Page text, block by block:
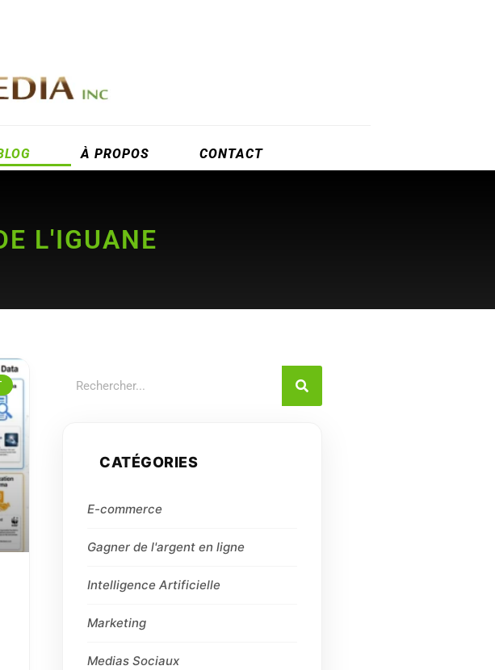
À PROPOS CONTACT
L'IGUANE
CATÉGORIES
E-commerce
Gagner de l'argent en ligne
Intelligence Artificielle
Marketing
Medias Sociaux